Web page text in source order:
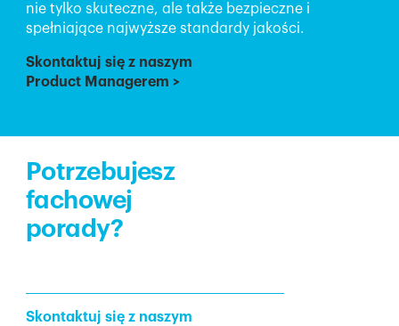
nie tylko skuteczne, ale także bezpieczne i
spełniające najwyższe standardy jakości.
Skontaktuj się z naszym
Product Managerem >
Potrzebujesz
fachowej
porady?
Skontaktuj się z naszym